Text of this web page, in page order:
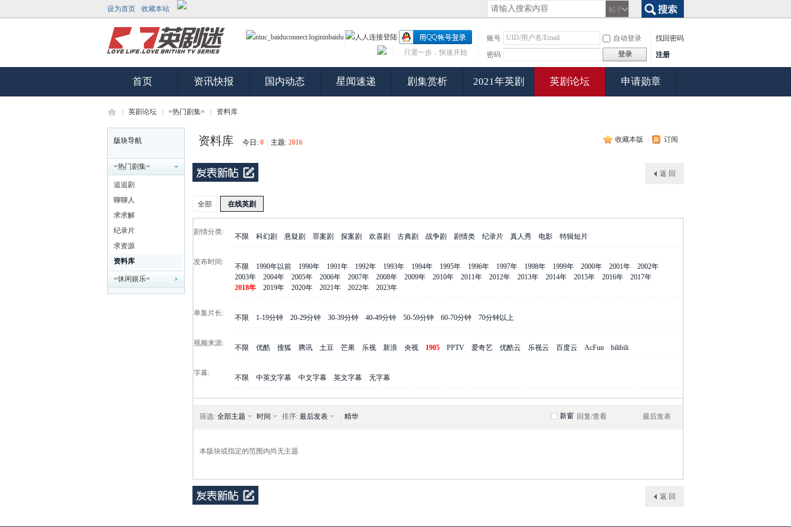
设为首页 收藏本站
帖子
账号
自动登录
找回密码
密码
登录 注册
只需一步，快速开始
首页 资讯快报 国内动态 星闻速递 剧集赏析 2021年英剧 英剧论坛 申请勋章
剧
»
英剧论坛 =热门剧集=
›
资料库
版块导航
=热门剧集=
追追剧
聊聊人
求求解
纪录片
求资源
资料库
=休闲娱乐=
收藏本版 订阅
资料库 今日: 0 主题: 2016
返 回
全部 在线英剧
剧情分类:
不限 科幻剧 悬疑剧 罪案剧 探案剧 欢喜剧 古典剧 战争剧 剧情类 纪录片 真人秀 电影 特辑短片
发布时间:
不限 1990年以前 1990年 1991年 1992年 1993年 1994年 1995年 1996年 1997年 1998年 1999年 2000年 2001年
2002年
2003年
2004年 2005年 2006年 2007年 2008年 2009年 2010年 2011年 2012年 2013年 2014年 2015年 2016年
2017年
2018年
2019年 2020年 2021年 2022年 2023年
单集片长:
不限 1-19分钟 20-29分钟 30-39分钟 40-49分钟 50-59分钟 60-70分钟 70分钟以上
视频来源:
不限 优酷 搜狐 腾讯 土豆 芒果 乐视 新浪 央视 1905 PPTV 爱奇艺 优酷云 乐视云 百度云 AcFun bilibili
字幕:
不限 中英文字幕 中文字幕 英文字幕 无字幕
新窗
筛选: 全部主题 时间 排序: 最后发表 精华 回复/查看 最后发表
本版块或指定的范围内尚无主题
返 回